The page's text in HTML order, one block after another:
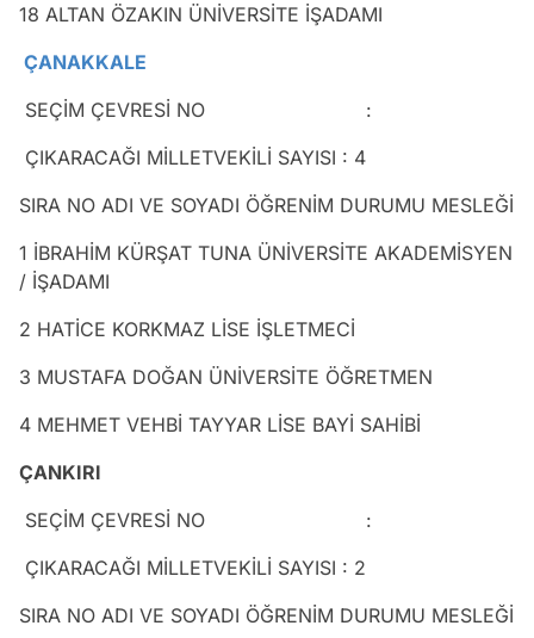
18 ALTAN ÖZAKIN ÜNİVERSİTE İŞADAMI
ÇANAKKALE
SEÇİM ÇEVRESİ NO :
ÇIKARACAĞI MİLLETVEKİLİ SAYISI : 4
SIRA NO ADI VE SOYADI ÖĞRENİM DURUMU MESLEĞİ
1 İBRAHİM KÜRŞAT TUNA ÜNİVERSİTE AKADEMİSYEN
/ İŞADAMI
2 HATİCE KORKMAZ LİSE İŞLETMECİ
3 MUSTAFA DOĞAN ÜNİVERSİTE ÖĞRETMEN
4 MEHMET VEHBİ TAYYAR LİSE BAYİ SAHİBİ
ÇANKIRI
SEÇİM ÇEVRESİ NO :
ÇIKARACAĞI MİLLETVEKİLİ SAYISI : 2
SIRA NO ADI VE SOYADI ÖĞRENİM DURUMU MESLEĞİ